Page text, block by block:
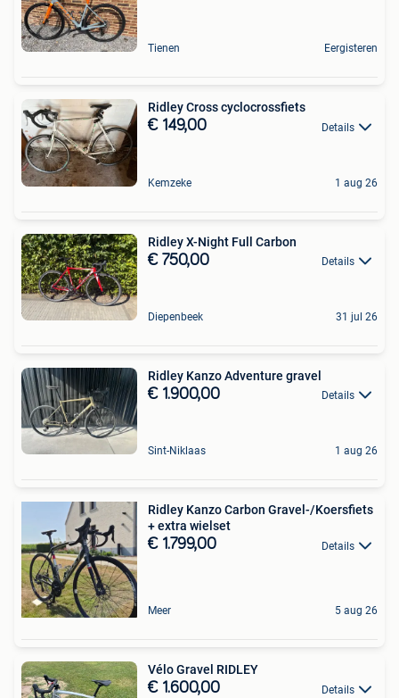
Tienen Eergisteren
Ridley Cross cyclocrossfiets
€ 149,00 Details
Kemzeke 1 aug 26
Ridley X-Night Full Carbon
€ 750,00 Details
Diepenbeek 31 jul 26
Ridley Kanzo Adventure gravel
€ 1.900,00 Details
Sint-Niklaas 1 aug 26
Ridley Kanzo Carbon Gravel-/Koersfiets
+ extra wielset
€ 1.799,00 Details
Meer 5 aug 26
Vélo Gravel RIDLEY
€ 1.600,00 Details